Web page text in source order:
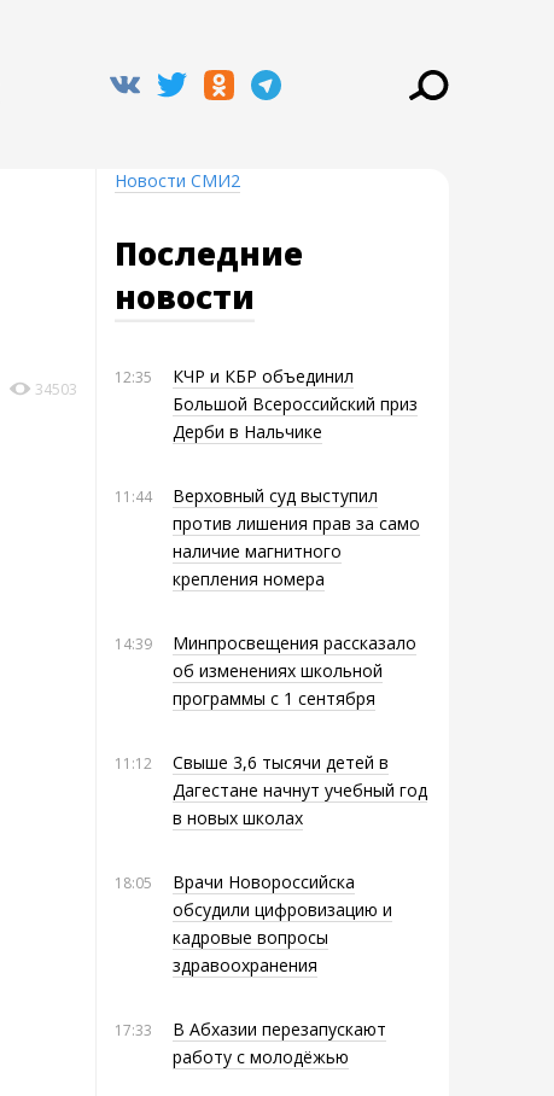
34503
Новости СМИ2
Последние
новости
12:35
КЧР и КБР объединил
Большой Всероссийский приз
Дерби в Нальчике
11:44
Верховный суд выступил
против лишения прав за само
наличие магнитного
крепления номера
14:39
Минпросвещения рассказало
об изменениях школьной
программы с 1 сентября
11:12
Свыше 3,6 тысячи детей в
Дагестане начнут учебный год
в новых школах
18:05
Врачи Новороссийска
обсудили цифровизацию и
кадровые вопросы
здравоохранения
17:33
В Абхазии перезапускают
работу с молодёжью